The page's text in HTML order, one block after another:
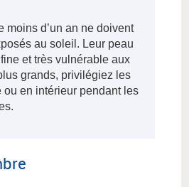
moins d’un an ne doivent
au soleil. Leur peau
et très vulnérable aux
grands, privilégiez les
ou en intérieur pendant les